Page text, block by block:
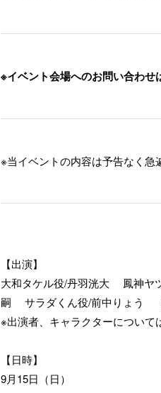
※イベント会場へのお問い合わせ
※当イベントの内容は予告なく急
【出演】
大和タケル役/丹羽洸大 鳳神
嗣 サラダくん役/前中りょ
※出演者、キャラクターについて
【日時】
9月15日（日）